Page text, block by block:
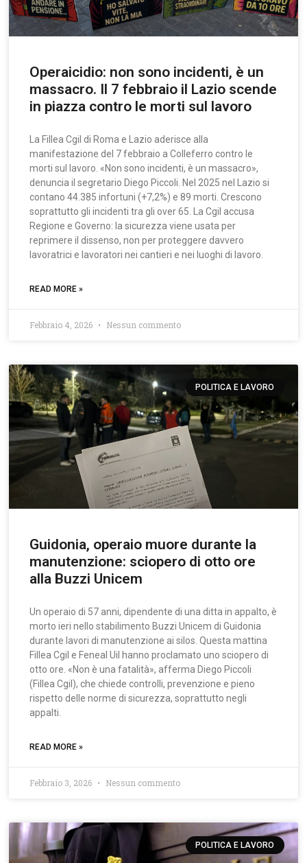
Operaicidio: non sono incidenti, è un
massacro. Il 7 febbraio il Lazio scende
in piazza contro le morti sul lavoro
La Fillea Cgil di Roma e Lazio aderisce alla
manifestazione del 7 febbraio a Colleferro contro le
morti sul lavoro. «Non sono incidenti, è un massacro»,
denuncia il segretario Diego Piccoli. Nel 2025 nel Lazio si
contano 44.385 infortuni (+7,2%) e 89 morti. Crescono
soprattutto gli incidenti tra gli over 65. La Cgil accusa
Regione e Governo: la sicurezza viene usata per
reprimere il dissenso, non per proteggere davvero
lavoratrici e lavoratori nei cantieri e nei luoghi di lavoro.
READ MORE »
Febbraio 4, 2026 Nessun commento
POLITICA E LAVORO
Guidonia, operaio muore durante la
manutenzione: sciopero di otto ore
alla Buzzi Unicem
Un operaio di 57 anni, dipendente di una ditta in appalto, è
morto ieri nello stabilimento Buzzi Unicem di Guidonia
durante lavori di manutenzione ai silos. Questa mattina
Fillea Cgil e Feneal Uil hanno proclamato uno sciopero di
otto ore. «Non è una fatalità», afferma Diego Piccoli
(Fillea Cgil), che chiede controlli, prevenzione e pieno
rispetto delle norme di sicurezza, soprattutto negli
appalti.
READ MORE »
Febbraio 3, 2026 Nessun commento
POLITICA E LAVORO